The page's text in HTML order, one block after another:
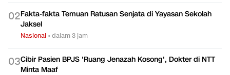
02Fakta-fakta Temuan Ratusan Senjata di Yayasan Sekolah
Jaksel
Nasional •dalam 3 jam
03Cibir Pasien BPJS 'Ruang Jenazah Kosong', Dokter di NTT
Minta Maaf